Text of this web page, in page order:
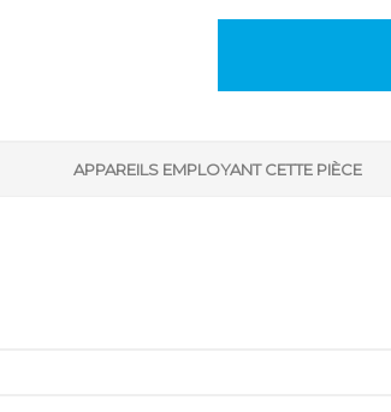
APPAREILS EMPLOYANT CETTE PIÈCE